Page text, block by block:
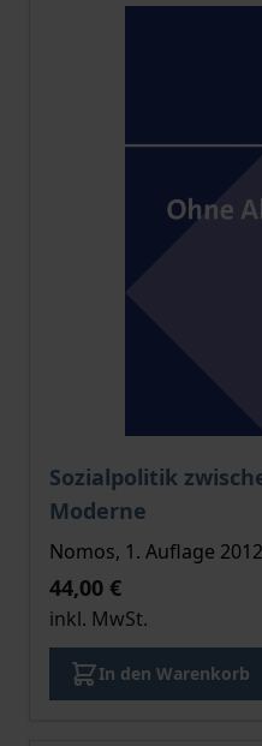
Sozialpolitik
Moderne
Der Preis dieses
Nomos, 1. Auflage 2012
44,00 €
inkl. MwSt.
In den Warenkorb